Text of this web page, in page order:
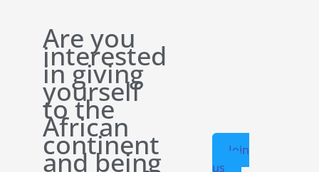
Are you
interested
in giving
yourself
to the
African
continent
and being
Join
us